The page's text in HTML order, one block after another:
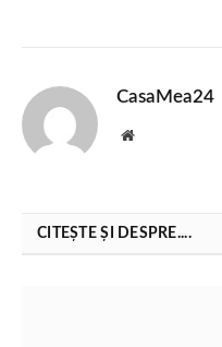
CasaMea24
Website
CITEȘTE ȘI DESPRE....